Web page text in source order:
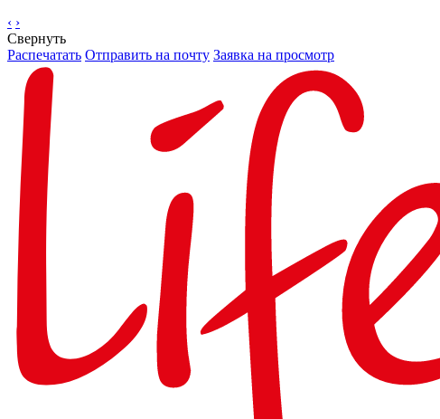
‹ ›
Свернуть
Распечатать Отправить на почту Заявка на просмотр